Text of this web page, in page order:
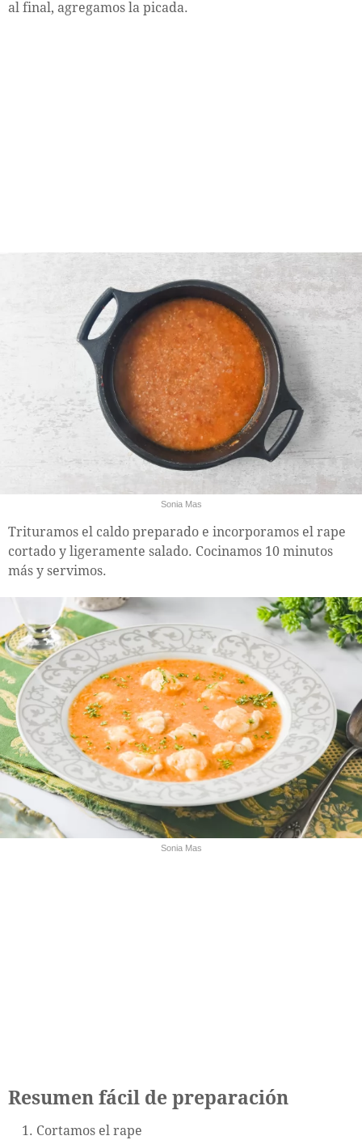
al final, agregamos la picada.
Sonia Mas
Trituramos el caldo preparado e incorporamos el rape
cortado y ligeramente salado. Cocinamos 10 minutos
más y servimos.
Sonia Mas
Resumen fácil de preparación
Cortamos el rape